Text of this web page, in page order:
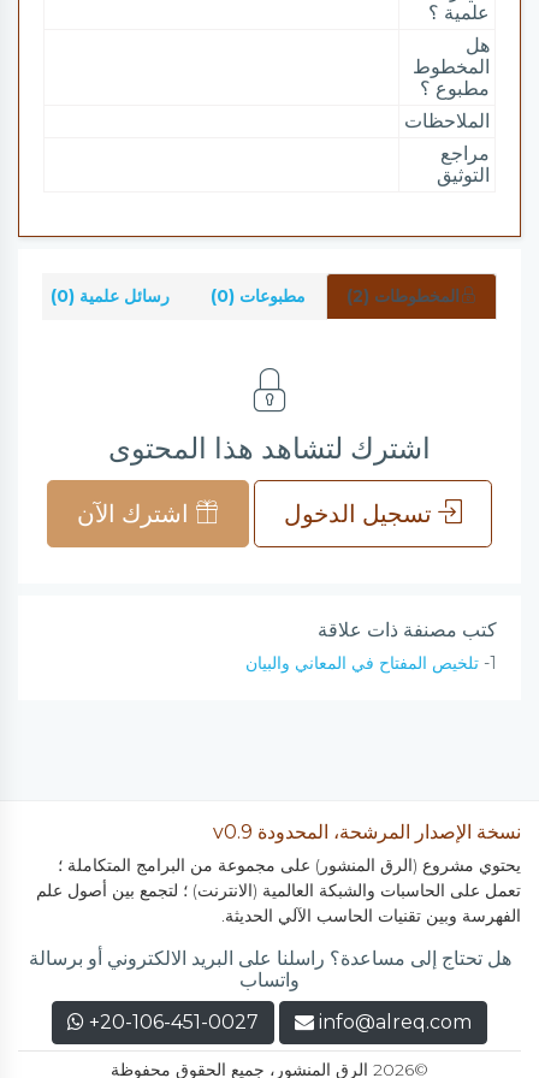
علمية ؟
هل
المخطوط
مطبوع ؟
الملاحظات
مراجع
التوثيق
المخطوطات (2) مطبوعات (0) رسائل علمية (0)
اشترك لتشاهد هذا المحتوى
تسجيل الدخول اشترك الآن
كتب مصنفة ذات علاقة
1- تلخيص المفتاح في المعاني والبيان
نسخة الإصدار المرشحة، المحدودة v0.9
يحتوي مشروع (الرق المنشور) على مجموعة من البرامج المتكاملة ؛
تعمل على الحاسبات والشبكة العالمية (الانترنت) ؛ لتجمع بين أصول علم
الفهرسة وبين تقنيات الحاسب الآلي الحديثة.
هل تحتاج إلى مساعدة؟ راسلنا على البريد الالكتروني أو برسالة
واتساب
info@alreq.com
+20-106-451-0027
©2026 الرق المنشور، جميع الحقوق محفوظة